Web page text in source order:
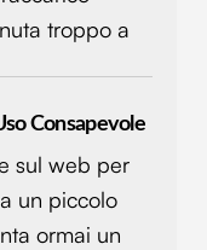
dei dati web,
combinarle
troppo a
Consapevole
sul web per
un piccolo
ormai un